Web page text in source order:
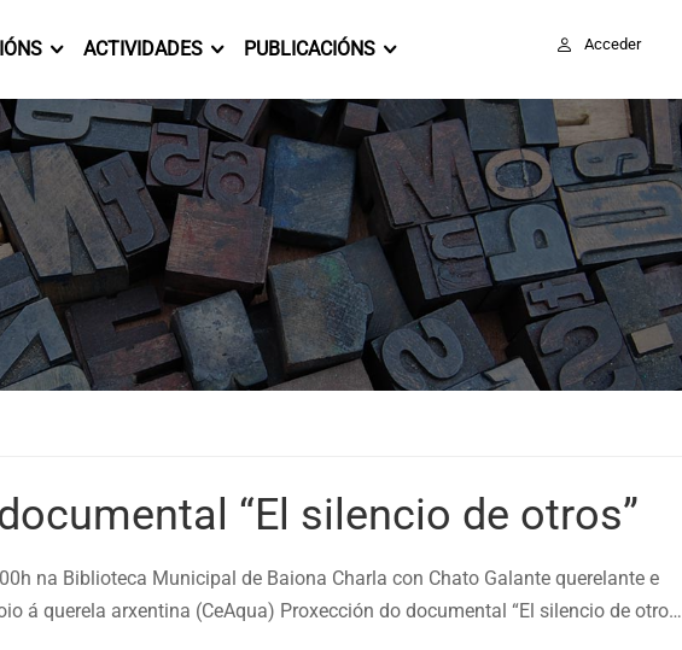
ACTIVIDADES PUBLICACIÓNS Acceder
“El silencio de otros”
na Biblioteca Municipal de Baiona Charla con Chato Galante querelante e
á querela arxentina (CeAqua) Proxección do documental “El silencio de otros”